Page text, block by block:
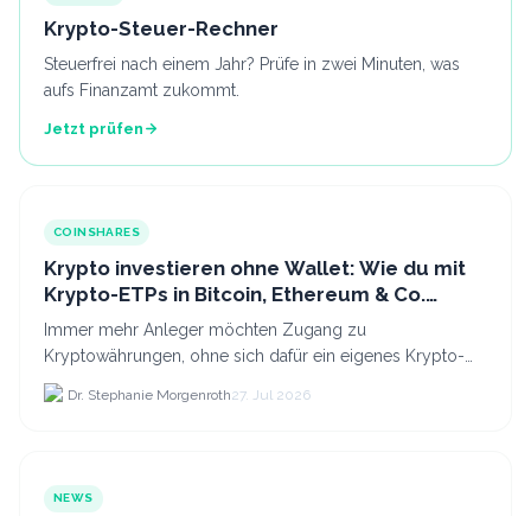
Krypto-Steuer-Rechner
Steuerfrei nach einem Jahr? Prüfe in zwei Minuten, was
aufs Finanzamt zukommt.
Jetzt prüfen
COINSHARES
Krypto investieren ohne Wallet: Wie du mit
Krypto-ETPs in Bitcoin, Ethereum & Co.
anlegst
Immer mehr Anleger möchten Zugang zu
Kryptowährungen, ohne sich dafür ein eigenes Krypto-
Wallet einrichten zu müssen. Dazu kommt, dass viele
nicht nur Bitcoin h...
Dr. Stephanie Morgenroth27. Jul 2026
NEWS